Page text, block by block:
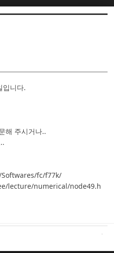
입니다.
해 주시거나..
fc/f77k/
lecture/numerical/node49.h
북5
북5
북5
북5